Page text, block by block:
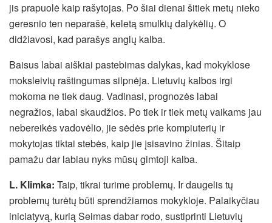
jis prapuolė kaip rašytojas. Po šiai dienai šitiek metų nieko
geresnio ten neparašė, keletą smulkių dalykėlių. O
didžiavosi, kad parašys anglų kalba.
Baisus labai aiškiai pastebimas dalykas, kad mokyklose
moksleivių raštingumas silpnėja. Lietuvių kalbos irgi
mokoma ne tiek daug. Vadinasi, prognozės labai
negražios, labai skaudžios. Po tiek ir tiek metų vaikams jau
nebereikės vadovėlio, jie sėdės prie kompiuterių ir
mokytojas tiktai stebės, kaip jie įsisavino žinias. Šitaip
pamažu dar labiau nyks mūsų gimtoji kalba.
L. Klimka: Taip, tikrai turime problemų. Ir daugelis tų
problemų turėtų būti sprendžiamos mokykloje. Palaikyčiau
iniciatyvą, kurią Seimas dabar rodo, sustiprinti Lietuvių